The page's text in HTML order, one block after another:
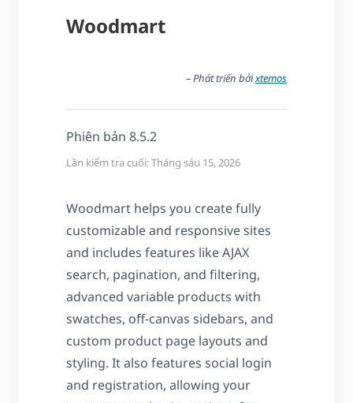
Woodmart
– Phát triển bởixtemos
Phiên bản 8.5.2
Lần kiểm tra cuối: Tháng sáu 15, 2026
Woodmart helps you create fully
customizable and responsive sites
and includes features like AJAX
search, pagination, and filtering,
advanced variable products with
swatches, off-canvas sidebars, and
custom product page layouts and
styling. It also features social login
and registration, allowing your